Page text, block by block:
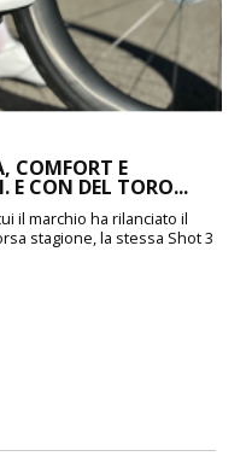
COMFORT E
E CON DEL TORO...
il marchio ha rilanciato il
stagione, la stessa Shot 3